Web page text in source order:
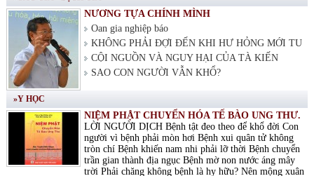
NƯƠNG TỰA CHÍNH MÌNH
Oan gia nghiệp báo
KHÔNG PHẢI ĐỢI ĐẾN KHI HƯ HỎNG MỚI TU
CỘI NGUỒN VÀ NGUY HẠI CỦA TÀ KIẾN
SAO CON NGƯỜI VẪN KHỔ?
»Y HỌC
NIỆM PHẬT CHUYỂN HÓA TẾ BÀO UNG THƯ.
LỜI NGƯỜI DỊCH Bệnh tật đeo theo để khổ đời Con
người vì bệnh phải mòn hơi Bệnh xui quân tử không
tròn chí Bệnh khiến nam nhi phải lỡ thời Bệnh chuyển
trần gian thành địa ngục Bệnh mờ non nước áng mây
trời Phải chăng không bệnh là hy hữu? Nên mộng xuân